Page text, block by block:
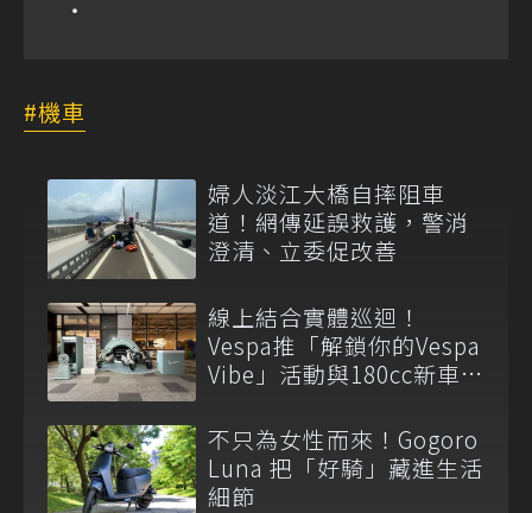
機車
婦人淡江大橋自摔阻車
道！網傳延誤救護，警消
澄清、立委促改善
線上結合實體巡迴！
Vespa推「解鎖你的Vespa
Vibe」活動與180cc新車全
不只為女性而來！Gogoro
Luna 把「好騎」藏進生活
細節